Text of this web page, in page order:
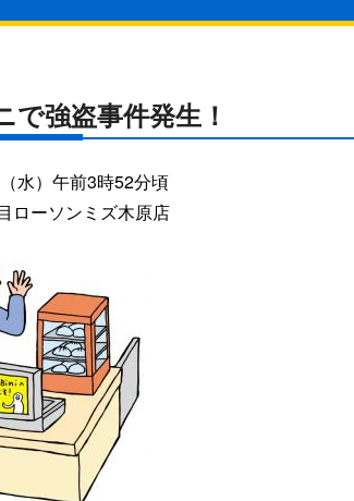
強盗事件発生！
水）午前3時52分頃
ローソンミズ木原店